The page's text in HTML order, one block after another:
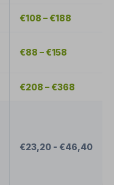
€108 – €188
€88 – €158
€208 – €368
€23,20 - €46,40